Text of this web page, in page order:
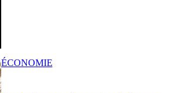
ÉCONOMIE